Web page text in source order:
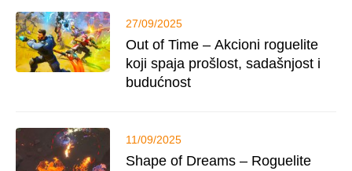
27/09/2025
Out of Time – Akcioni roguelite
koji spaja prošlost, sadašnjost i
budućnost
11/09/2025
Shape of Dreams – Roguelite